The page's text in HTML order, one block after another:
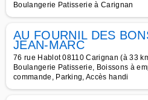
Boulangerie Patisserie à Carignan
AU FOURNIL DES
JEAN-MARC
76 rue Hablot 08110 Carignan (à 33
Boulangerie Patisserie, Boissons à
commande, Parking, Accès handi